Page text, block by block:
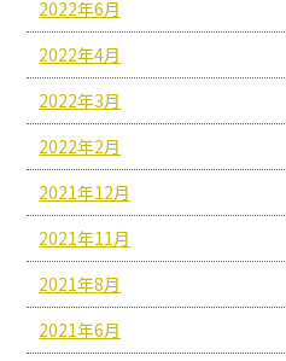
2022年6月
2022年4月
2022年3月
2022年2月
2021年12月
2021年11月
2021年8月
2021年6月